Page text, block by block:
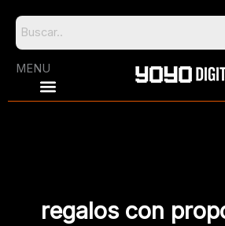
content
MENU
regalos con